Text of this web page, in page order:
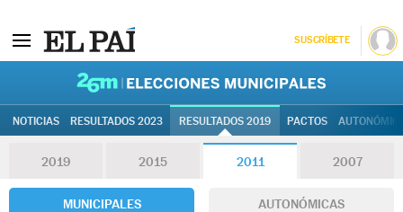
SUSCRÍBETE
NOTICIAS RESULTADOS 2023 RESULTADOS 2019 PACTOS
2019 2015 2011 2007
MUNICIPALES AUTONÓMICAS